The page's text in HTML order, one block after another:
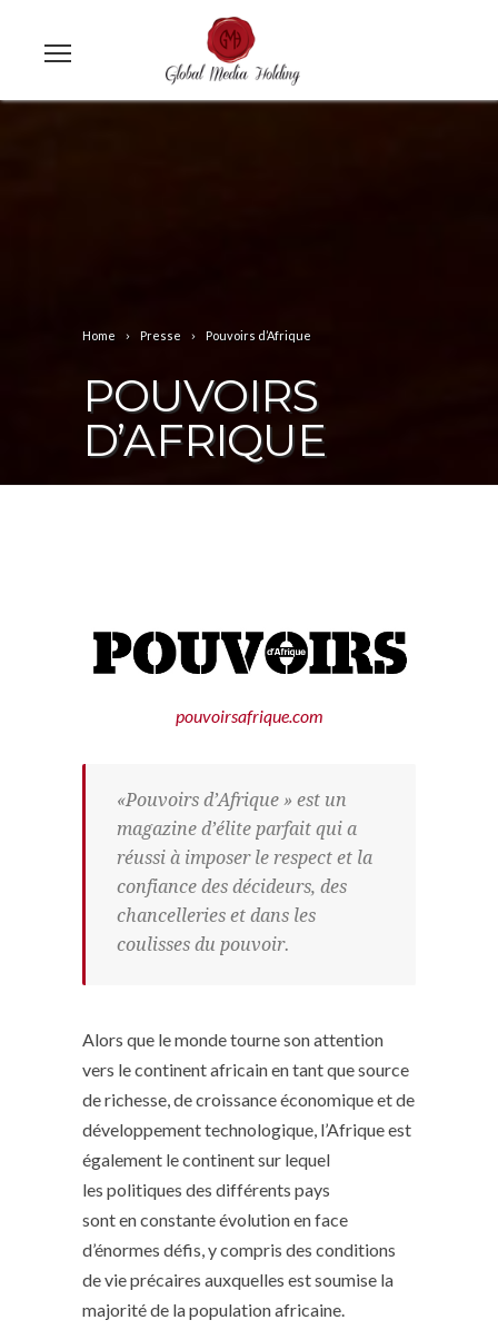
Home Presse Pouvoirs d’Afrique
POUVOIRS
D’AFRIQUE
pouvoirsafrique.com
«Pouvoirs d’Afrique » est un
magazine d’élite parfait qui a
réussi à imposer le respect et la
confiance des décideurs, des
chancelleries et dans les
coulisses du pouvoir.
Alors que le monde tourne son attention
vers le continent africain en tant que source
de richesse, de croissance économique et de
développement technologique, l’Afrique est
également le continent sur lequel
les politiques des différents pays
sont en constante évolution en face
d’énormes défis, y compris des conditions
de vie précaires auxquelles est soumise la
majorité de la population africaine.